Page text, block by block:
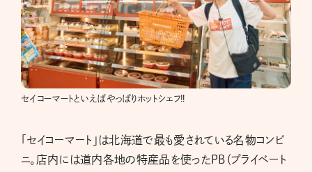
セイコーマートといえばやっぱりホットシェフ‼
「セイコーマート」は北海道で最も愛されている名物コンビ
ニ。店内には道内各地の特産品を使ったPB（プライベート